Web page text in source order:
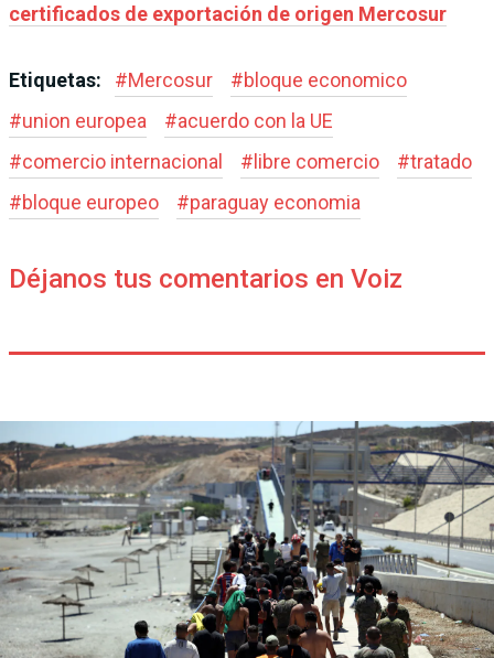
certificados de exportación de origen Mercosur
Etiquetas: #Mercosur #bloque economico
#union europea #acuerdo con la UE
#comercio internacional #libre comercio #tratado
#bloque europeo #paraguay economia
Déjanos tus comentarios en Voiz